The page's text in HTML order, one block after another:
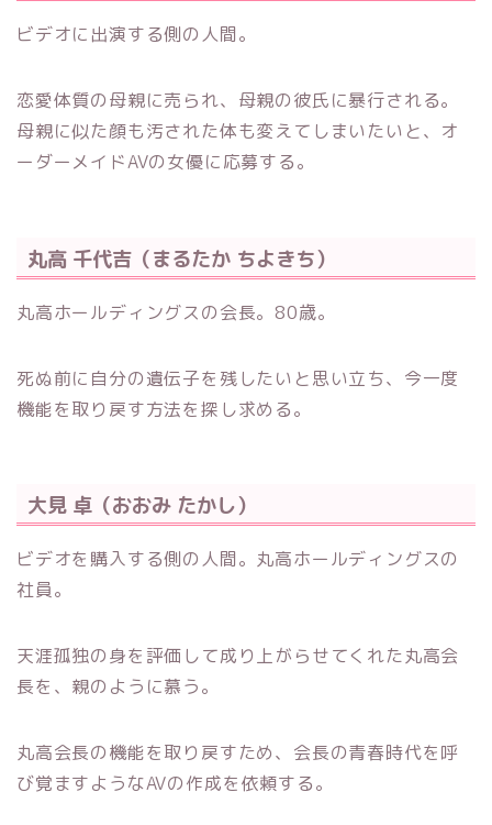
ビデオに出演する側の人間。
恋愛体質の母親に売られ、母親の彼氏に暴行される。
母親に似た顔も汚された体も変えてしまいたいと、オ
ーダーメイドAVの女優に応募する。
丸高 千代吉（まるたか ちよきち）
丸高ホールディングスの会長。80歳。
死ぬ前に自分の遺伝子を残したいと思い立ち、今一度
機能を取り戻す方法を探し求める。
大見 卓（おおみ たかし）
ビデオを購入する側の人間。丸高ホールディングスの
社員。
天涯孤独の身を評価して成り上がらせてくれた丸高会
長を、親のように慕う。
丸高会長の機能を取り戻すため、会長の青春時代を呼
び覚ますようなAVの作成を依頼する。